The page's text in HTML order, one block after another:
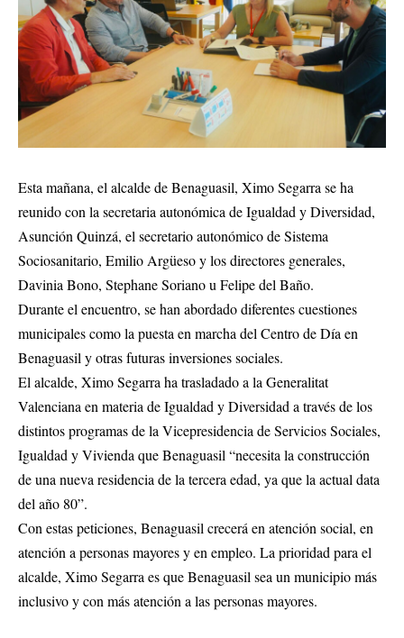
Esta mañana, el alcalde de Benaguasil, Ximo Segarra se ha
reunido con la secretaria autonómica de Igualdad y Diversidad,
Asunción Quinzá, el secretario autonómico de Sistema
Sociosanitario, Emilio Argüeso y los directores generales,
Davinia Bono, Stephane Soriano u Felipe del Baño.
Durante el encuentro, se han abordado diferentes cuestiones
municipales como la puesta en marcha del Centro de Día en
Benaguasil y otras futuras inversiones sociales.
El alcalde, Ximo Segarra ha trasladado a la Generalitat
Valenciana en materia de Igualdad y Diversidad a través de los
distintos programas de la Vicepresidencia de Servicios Sociales,
Igualdad y Vivienda que Benaguasil “necesita la construcción
de una nueva residencia de la tercera edad, ya que la actual data
del año 80”.
Con estas peticiones, Benaguasil crecerá en atención social, en
atención a personas mayores y en empleo. La prioridad para el
alcalde, Ximo Segarra es que Benaguasil sea un municipio más
inclusivo y con más atención a las personas mayores.